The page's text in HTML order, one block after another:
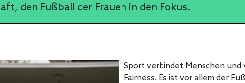
den Fußball der Frauen in den Fokus.
Sport verbindet Menschen
Fairness. Es ist vor allem der